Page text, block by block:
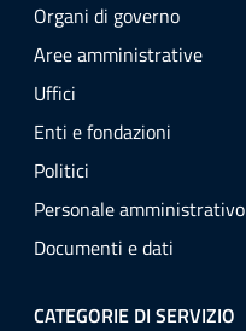
Organi di governo
Aree amministrative
Uffici
Enti e fondazioni
Politici
Personale amministrativo
Documenti e dati
CATEGORIE DI SERVIZIO